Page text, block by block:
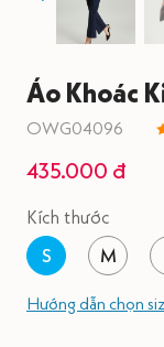
Áo Khoác
OWG04096
435.000 đ
Kích thước
S
M
Hướng dẫn chọn